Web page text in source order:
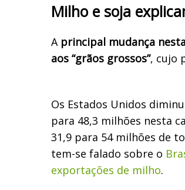
Milho e soja
A principal mudança
aos “grãos grossos”, cujo
Os Estados Unidos
para 48,3 milhões nesta
31,9 para 54 milhões de
tem-se falado sobre o
exportações de milho.